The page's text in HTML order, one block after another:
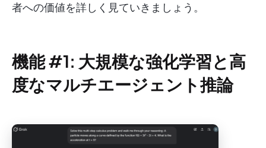
者への価値を詳しく見ていきましょう。
機能 #1: 大規模な強化学習と高
度なマルチエージェント推論